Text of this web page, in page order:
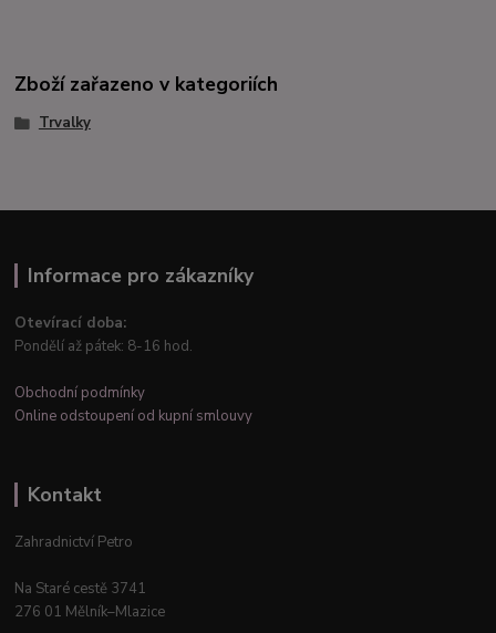
Zboží zařazeno v kategoriích
Trvalky
Informace pro zákazníky
Otevírací doba:
Pondělí až pátek: 8-16 hod.
Obchodní podmínky
Online odstoupení od kupní smlouvy
Kontakt
Zahradnictví Petro
Na Staré cestě 3741
276 01 Mělník–Mlazice